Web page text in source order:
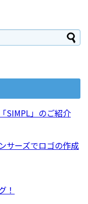
SIMPL」のご紹介
サーズでロゴの作成
！